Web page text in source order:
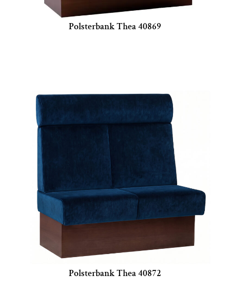
Polsterbank Thea 40869
Polsterbank Thea 40872